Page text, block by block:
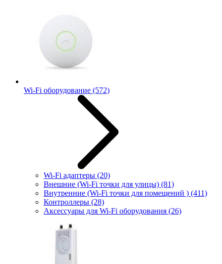
Wi-Fi оборудование (572)
Wi-Fi адаптеры (20)
Внешние (Wi-Fi точки для улицы) (81)
Внутренние (Wi-Fi точки для помещений ) (411)
Контроллеры (28)
Аксессуары для Wi-Fi оборудования (26)